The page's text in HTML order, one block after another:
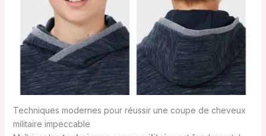
Techniques modernes pour réussir une coupe de cheveux
militaire impeccable